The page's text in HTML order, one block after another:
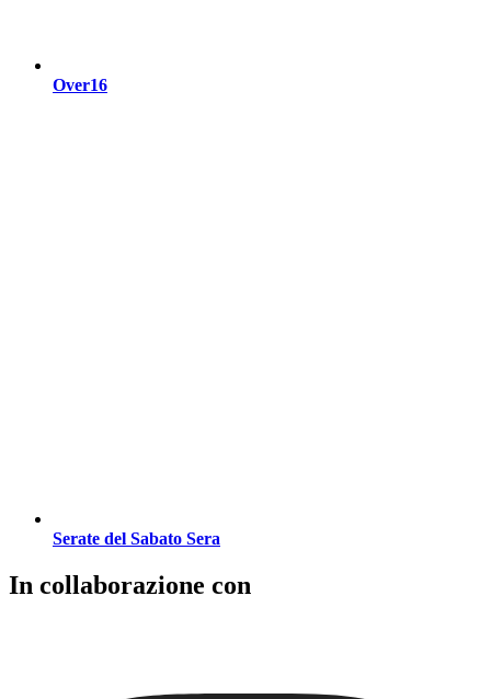
Over16
Serate del Sabato Sera
In collaborazione con